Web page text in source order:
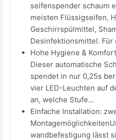
seifenspender schaum
meisten Flüssigseifen,
Geschirrspülmittel,
Desinfektionsmittel. Für
Hohe Hygiene &
Dieser automatische
spendet in nur 0,25s
vier LED-Leuchten auf
an, welche Stufe...
Einfache Installation:
wandbefestigung lässt